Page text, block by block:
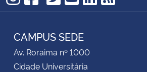
Instagram
Facebook
TikTok
Twitter
YouTube
LinkedIn
RSS
CAMPUS SEDE
Av. Roraima nº 1000
Cidade Universitária